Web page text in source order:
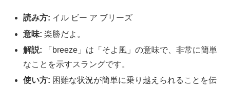
読み方: イル ビー ア ブリーズ
意味: 楽勝だよ。
解説: 「breeze」は「そよ風」の意味で、非常に簡単
なことを示すスラングです。
使い方: 困難な状況が簡単に乗り越えられることを伝